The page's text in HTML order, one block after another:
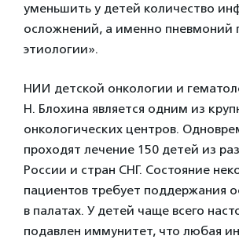
уменьшить у детей количество
осложнений, а именно пневмоний
этиологии».
НИИ детской онкологии и
Н. Блохина является одним из
онкологических центров.
проходят лечение 150 детей из
России и стран СНГ. Состояние
пациентов требует поддержания
в палатах. У детей чаще всего
подавлен иммунитет, что любая